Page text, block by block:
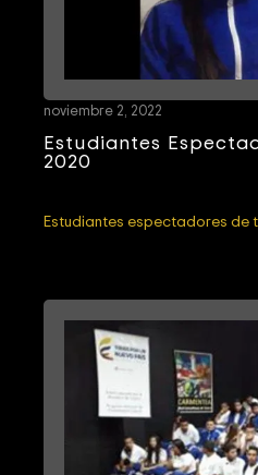
Estudiantes
2020
noviembre 2, 2022
Estudiantes espectadores de